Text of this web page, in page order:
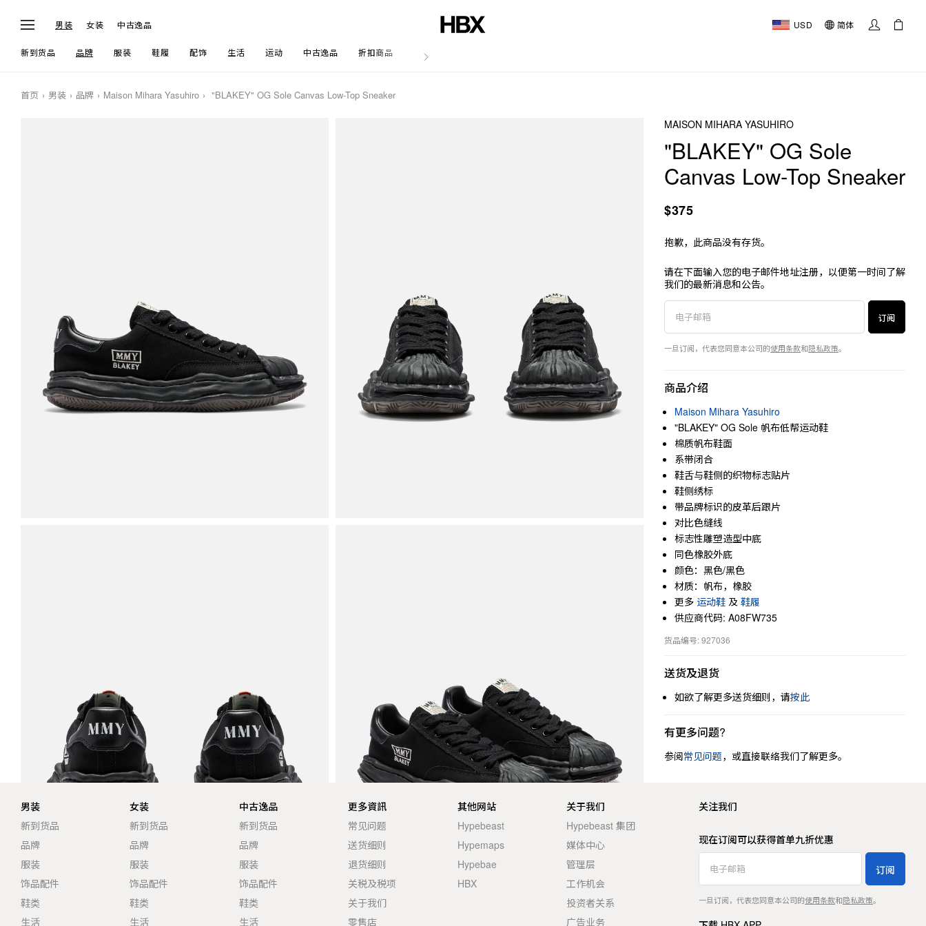
男装 女装 中古逸品 USD 简体
新到货品 品牌 服装 鞋履 配饰 生活 运动 中古逸品 折扣商品 文章
首页 男装 品牌 Maison Mihara Yasuhiro "BLAKEY" OG Sole Canvas Low-Top Sneaker
MAISON MIHARA YASUHIRO
"BLAKEY" OG Sole
Canvas Low-Top Sneaker
$375
抱歉，此商品没有存货。
请在下面输入您的电子邮件地址注册，以便第一时间了解
我们的最新消息和公告。
订阅
一旦订阅，代表您同意本公司的使用条款和隐私政策。
商品介绍
Maison Mihara Yasuhiro
"BLAKEY" OG Sole 帆布低帮运动鞋
棉质帆布鞋面
系带闭合
鞋舌与鞋侧的织物标志贴片
鞋侧绣标
带品牌标识的皮革后跟片
对比色缝线
标志性雕塑造型中底
同色橡胶外底
颜色：黑色/黑色
材质：帆布，橡胶
更多 运动鞋 及 鞋履
供应商代码: A08FW735
货品编号: 927036
送货及退货
如欲了解更多送货细则，请按此
有更多问题?
参阅常见问题，或直接联络我们了解更多。
男装
新到货品
品牌
服装
饰品配件
鞋类
生活
女装
新到货品
品牌
服装
饰品配件
鞋类
生活
中古逸品
新到货品
品牌
服装
饰品配件
鞋类
生活
更多資訊
常见问题
送货细则
退货细则
关税及税项
关于我们
零售店
其他网站
Hypebeast
Hypemaps
Hypebae
HBX
关于我们
Hypebeast 集团
媒体中心
管理层
工作机会
投资者关系
广告业务
关注我们
现在订阅可以获得首单九折优惠
订阅
一旦订阅，代表您同意本公司的使用条款和隐私政策。